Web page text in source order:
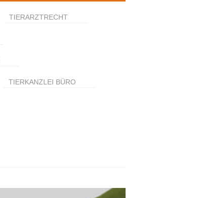
TIERARZTRECHT
TIERKANZLEI BÜRO